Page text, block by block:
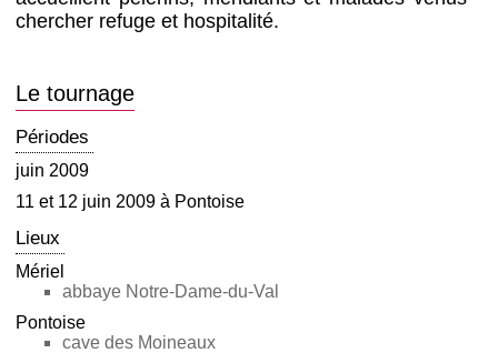
chercher refuge et hospitalité.
Le tournage
Périodes
juin 2009
11 et 12 juin 2009 à Pontoise
Lieux
Mériel
abbaye Notre-Dame-du-Val
Pontoise
cave des Moineaux